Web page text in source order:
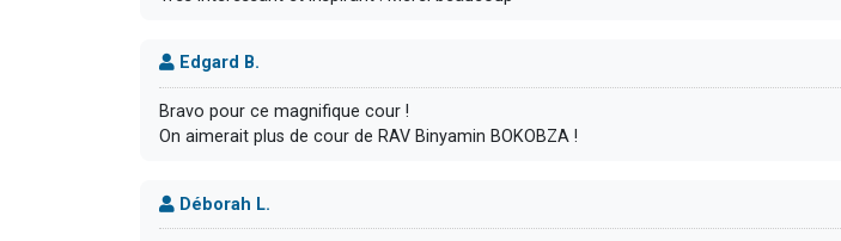
Edgard B.
Bravo pour ce magnifique cour !
On aimerait plus de cour de RAV Binyamin BOKOBZA !
Déborah L.